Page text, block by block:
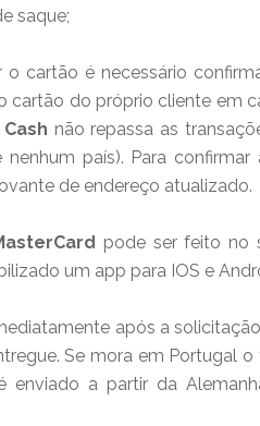
saque;
cartão é necessário
cartão do próprio cliente em
não repassa as
país). Para
de endereço atualizado.
pode ser feito no
um app para IOS e
após a
Se mora em Portugal
enviado a partir da